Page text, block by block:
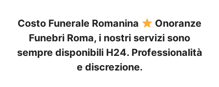
Costo Funerale Romanina
Onoranze
Funebri Roma, i nostri servizi sono
sempre disponibili H24. Professionalità
e discrezione.